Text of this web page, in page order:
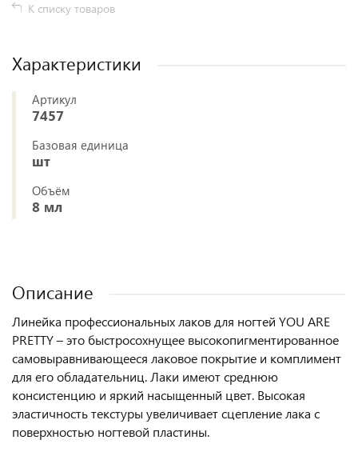
К списку товаров
Характеристики
Артикул
7457
Базовая единица
шт
Объём
8 мл
Описание
Линейка профессиональных лаков для ногтей YOU ARE
PRETTY – это быстросохнущее высокопигментированное
самовыравнивающееся лаковое покрытие и комплимент
для его обладательниц. Лаки имеют среднюю
консистенцию и яркий насыщенный цвет. Высокая
эластичность текстуры увеличивает сцепление лака с
поверхностью ногтевой пластины.